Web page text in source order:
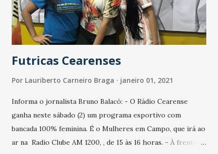
Futricas Cearenses
Por Lauriberto Carneiro Braga janeiro 01, 2021
Informa o jornalista Bruno Balacó: - O Rádio Cearense
ganha neste sábado (2) um programa esportivo com
bancada 100% feminina. É o Mulheres em Campo, que irá ao
ar na Radio Clube AM 1200, , de 15 às 16 horas. - À frente